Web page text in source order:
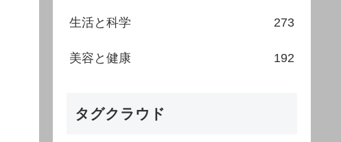
生活と科学 273
美容と健康 192
タグクラウド